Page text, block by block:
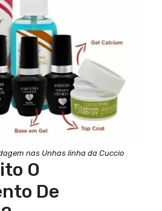
nas Unhas linha da Cuccio
O
De